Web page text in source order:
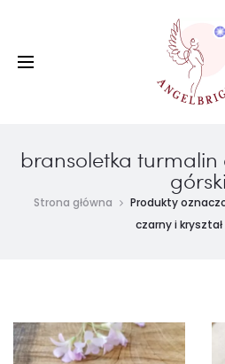
bransoletka turmalin
górski
Strona główna
Produkty
czarny i kryształ